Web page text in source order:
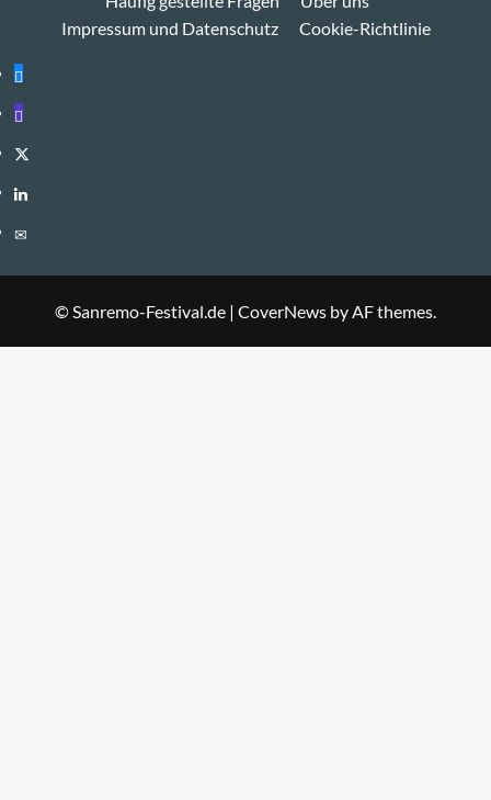
Impressum und Datenschutz
Cookie-Richtlinie
Bluesky
Mastodon
Twitter
LinkedIn
E-
© Sanremo-Festival.de | CoverNews by AF themes.